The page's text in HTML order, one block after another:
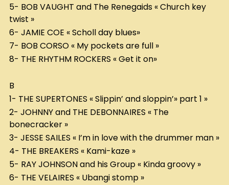
5- BOB VAUGHT and The Renegaids « Church key
twist »
6- JAMIE COE « Scholl day blues»
7- BOB CORSO « My pockets are full »
8- THE RHYTHM ROCKERS « Get it on»
B
1- THE SUPERTONES « Slippin’ and sloppin’» part 1 »
2- JOHNNY and THE DEBONNAIRES « The
bonecracker »
3- JESSE SAILES « I’m in love with the drummer man »
4- THE BREAKERS « Kami-kaze »
5- RAY JOHNSON and his Group « Kinda groovy »
6- THE VELAIRES « Ubangi stomp »